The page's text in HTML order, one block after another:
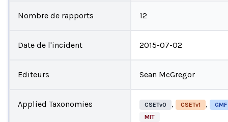
Nombre de rapports 12
Date de l'incident 2015-07-02
Editeurs Sean McGregor
Applied Taxonomies CSETv0 , CSETv1 ,
GMF
MIT